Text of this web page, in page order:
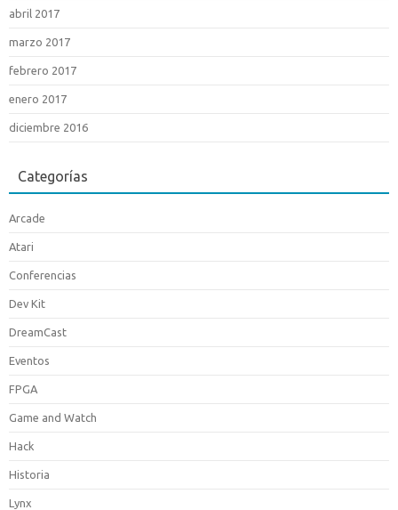
abril 2017
marzo 2017
febrero 2017
enero 2017
diciembre 2016
Categorías
Arcade
Atari
Conferencias
Dev Kit
DreamCast
Eventos
FPGA
Game and Watch
Hack
Historia
Lynx